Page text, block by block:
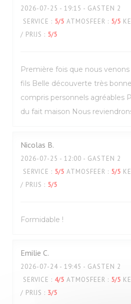
2026-07-25 - 19:15 - GASTEN 2
SERVICE : 5/5 ATMOSFEER : 5/5
/ PRIJS : 5/5
Première fois que nous
fils Belle découverte très
compris personnels agréables
du fait maison Nous
Nicolas B
2026-07-25 - 12:00 - GASTEN 2
SERVICE : 5/5 ATMOSFEER : 5/5
/ PRIJS : 5/5
Formidable !
Emilie C
2026-07-24 - 19:45 - GASTEN 2
SERVICE : 4/5 ATMOSFEER : 5/5
/ PRIJS : 3/5